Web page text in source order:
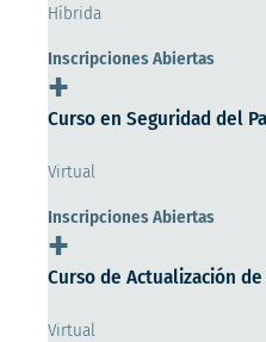
Híbrida
Inscripciones Abiertas
+
Curso en Seguridad del
Virtual
Inscripciones Abiertas
+
Curso de Actualización
Virtual